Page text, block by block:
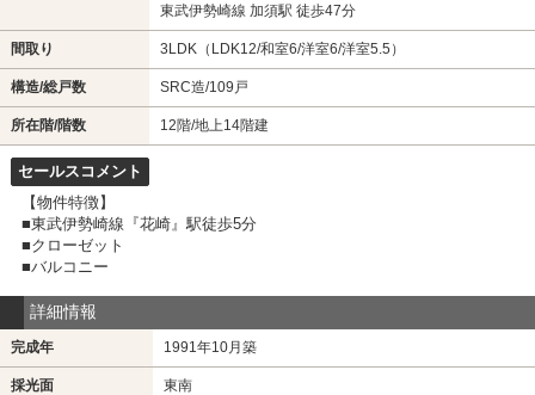
東武伊勢崎線 加須駅 徒歩47分
間取り 3LDK（LDK12/和室6/洋室6/洋室5.5）
構造/総戸数 SRC造/109戸
所在階/階数 12階/地上14階建
セールスコメント
【物件特徴】
■東武伊勢崎線『花崎』駅徒歩5分
■クローゼット
■バルコニー
詳細情報
完成年 1991年10月築
採光面 東南